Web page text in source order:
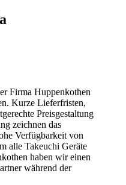
Firma Huppenkothen
Kurze Lieferfristen,
Preisgestaltung
zeichnen das
Verfügbarkeit von
alle Takeuchi Geräte
haben wir einen
während der